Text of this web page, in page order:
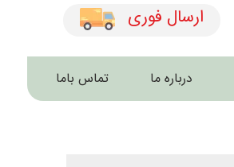
خروج از حساب کاربری
درباره ما تماس باما
ارسال فوری